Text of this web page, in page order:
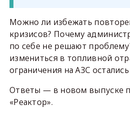
Можно ли избежать
кризисов? Почему
по себе не решают
измениться в топливной
ограничения на АЗС
Ответы — в новом выпуске
«Реактор».